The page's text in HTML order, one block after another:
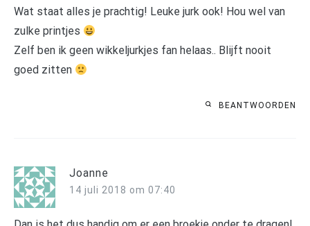
Wat staat alles je prachtig! Leuke jurk ook! Hou wel van
zulke printjes
Zelf ben ik geen wikkeljurkjes fan helaas.. Blijft nooit
goed zitten
BEANTWOORDEN
Joanne
14 juli 2018 om 07:40